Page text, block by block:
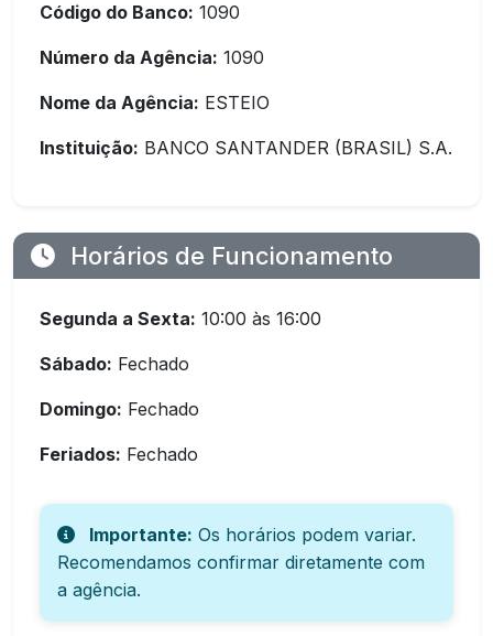
Código do Banco: 1090
Número da Agência: 1090
Nome da Agência: ESTEIO
Instituição: BANCO SANTANDER (BRASIL) S.A.
Horários de Funcionamento
Segunda a Sexta: 10:00 às 16:00
Sábado: Fechado
Domingo: Fechado
Feriados: Fechado
Importante: Os horários podem variar.
Recomendamos confirmar diretamente com
a agência.